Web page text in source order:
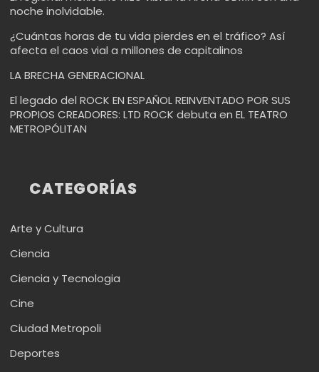
noche inolvidable.
¿Cuántas horas de tu vida pierdes en el tráfico? Así
afecta el caos vial a millones de capitalinos
LA BRECHA GENERACIONAL
El legado del ROCK EN ESPAÑOL REINVENTADO POR SUS
PROPIOS CREADORES: LTD ROCK debuta en EL TEATRO
METROPÓLITAN
CATEGORÍAS
Arte y Cultura
Ciencia
Ciencia y Tecnologia
Cine
Ciudad Metropoli
Deportes